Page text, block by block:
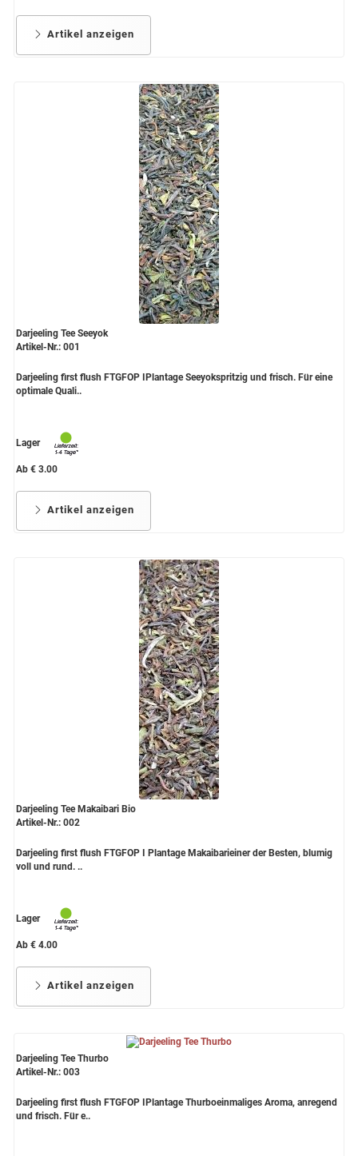
Artikel anzeigen
Darjeeling Tee Seeyok
Artikel-Nr.: 001
Darjeeling first flush FTGFOP IPlantage Seeyokspritzig und frisch. Für eine
optimale Quali..
Lager
Ab € 3.00
Artikel anzeigen
Darjeeling Tee Makaibari Bio
Artikel-Nr.: 002
Darjeeling first flush FTGFOP I Plantage Makaibarieiner der Besten, blumig
voll und rund. ..
Lager
Ab € 4.00
Artikel anzeigen
Darjeeling Tee Thurbo
Artikel-Nr.: 003
Darjeeling first flush FTGFOP IPlantage Thurboeinmaliges Aroma, anregend
und frisch. Für e..